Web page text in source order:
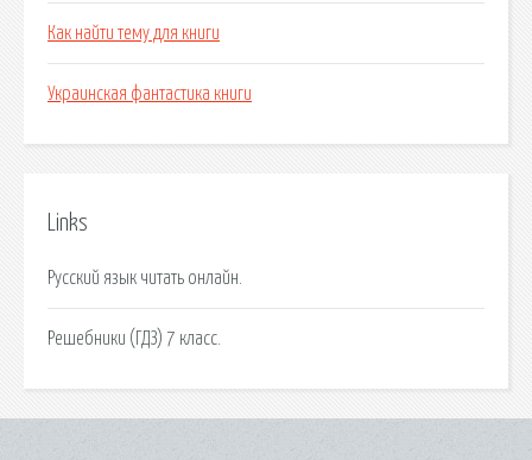
Как найти тему для книги
Украинская фантастика книги
Links
Русский язык читать онлайн.
Решебники (ГДЗ) 7 класс.